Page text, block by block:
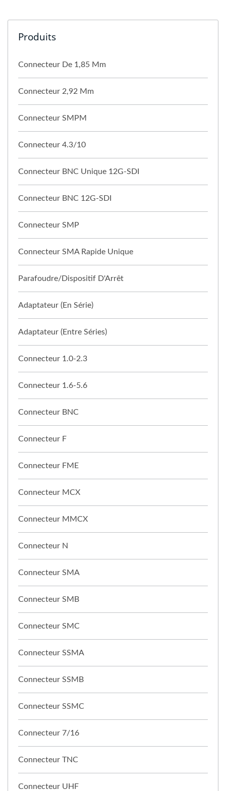
Produits
Connecteur De 1,85 Mm
Connecteur 2,92 Mm
Connecteur SMPM
Connecteur 4.3/10
Connecteur BNC Unique 12G-SDI
Connecteur BNC 12G-SDI
Connecteur SMP
Connecteur SMA Rapide Unique
Parafoudre/Dispositif D'Arrêt
Adaptateur (en Série)
Adaptateur (entre Séries)
Connecteur 1.0-2.3
Connecteur 1.6-5.6
Connecteur BNC
Connecteur F
Connecteur FME
Connecteur MCX
Connecteur MMCX
Connecteur N
Connecteur SMA
Connecteur SMB
Connecteur SMC
Connecteur SSMA
Connecteur SSMB
Connecteur SSMC
Connecteur 7/16
Connecteur TNC
Connecteur UHF